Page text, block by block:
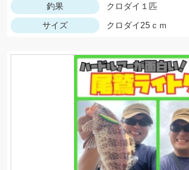
釣果
クロダイ１匹
サイズ
クロダイ25ｃｍ